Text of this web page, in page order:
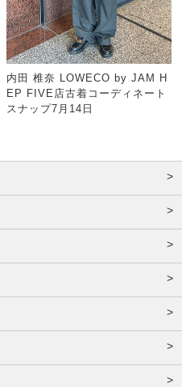
内田 椎奈 LOWECO by JAM H
EP FIVE店古着コーディネート
スナップ7月14日